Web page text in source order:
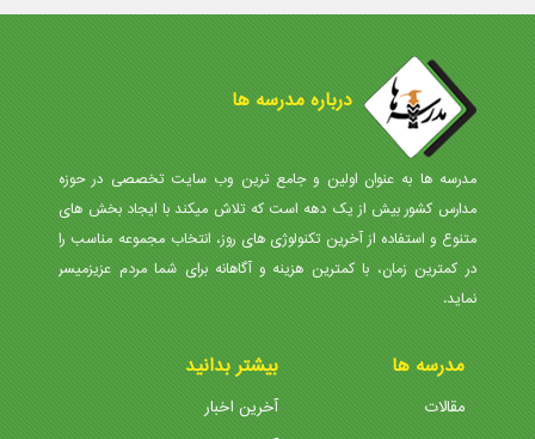
درباره مدرسه ها
مدرسه ها به عنوان اولین و جامع ترین وب سایت تخصصی در حوزه
مدارس کشور بیش از یک دهه است که تلاش میکند با ایجاد بخش های
متنوع و استفاده از آخرین تکنولوژی های روز، انتخاب مجموعه مناسب را
در کمترین زمان، با کمترین هزینه و آگاهانه برای شما مردم عزیزمیسر
نماید.
مدرسه ها
مقالات
بیشتر بدانید
آخرین اخبار